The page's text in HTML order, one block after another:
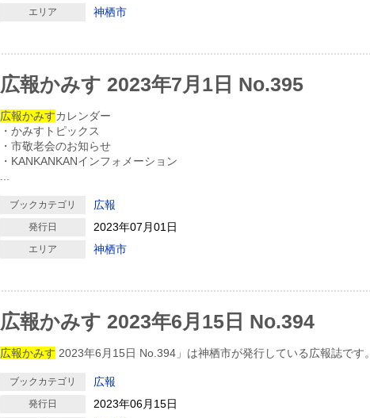
エリア 神栖市
広報かみす 2023年7月1日 No.395
広報かみすカレンダー
・かみすトピックス
・市敬老会のお知らせ
・KANKANKANインフォメーション
ブックカテゴリ 広報
発行日 2023年07月01日
エリア 神栖市
広報かみす 2023年6月15日 No.394
広報かみす 2023年6月15日 No.394」は神栖市が発行している広報誌です。
ブックカテゴリ 広報
発行日 2023年06月15日